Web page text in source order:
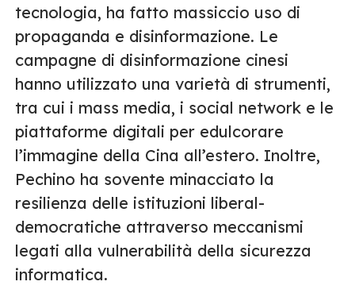
tecnologia, ha fatto massiccio uso di
propaganda e disinformazione. Le
campagne di disinformazione cinesi
hanno utilizzato una varietà di strumenti,
tra cui i mass media, i social network e le
piattaforme digitali per edulcorare
l’immagine della Cina all’estero. Inoltre,
Pechino ha sovente minacciato la
resilienza delle istituzioni liberal-
democratiche attraverso meccanismi
legati alla vulnerabilità della sicurezza
informatica.